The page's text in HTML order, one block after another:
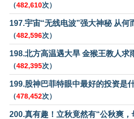
（482,610次）
197.宇宙“无线电波”强大神秘 从何
（482,596次）
198.北方高温遇大旱 金猴王教人求
（482,395次）
199.股神巴菲特眼中最好的投资是
（478,452次）
200.真有趣！立秋竟然有“公秋爽，